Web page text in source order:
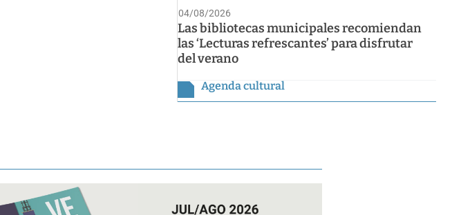
04/08/2026
Las bibliotecas municipales recomiendan
las ‘Lecturas refrescantes’ para disfrutar
del verano
Agenda cultural